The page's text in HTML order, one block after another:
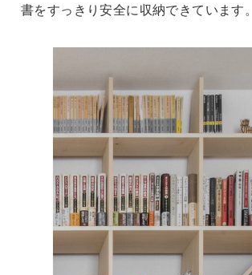
書をすっきり安全に収納できています。